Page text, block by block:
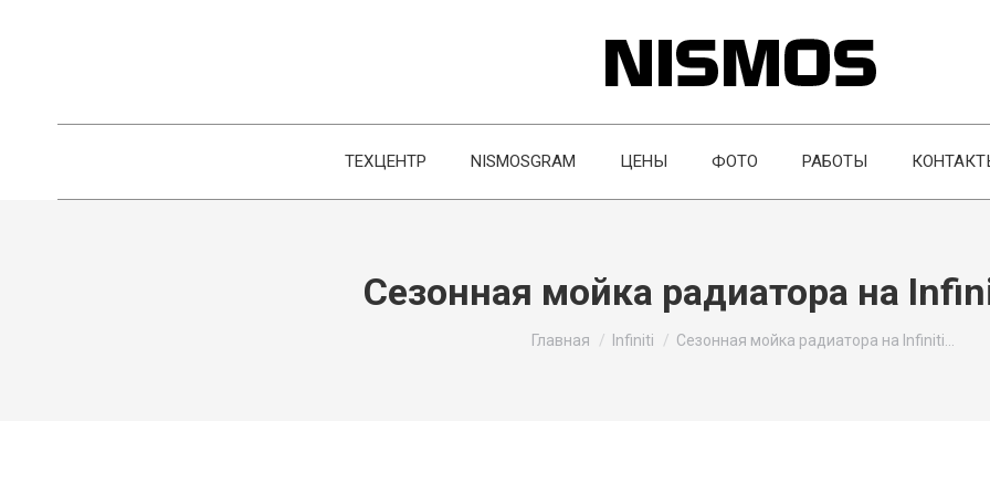
ТЕХЦЕНТР NISMOSGRAM ЦЕНЫ ФОТО РАБОТЫ
Сезонная мойка радиатора на
Вы здесь:
Главная Infiniti Сезонная мойка радиатора на Infiniti…